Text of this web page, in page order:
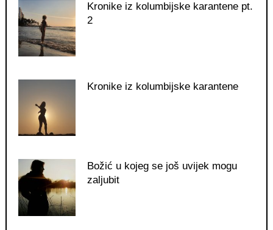
Kronike iz kolumbijske karantene pt.
2
Kronike iz kolumbijske karantene
Božić u kojeg se još uvijek mogu
zaljubit